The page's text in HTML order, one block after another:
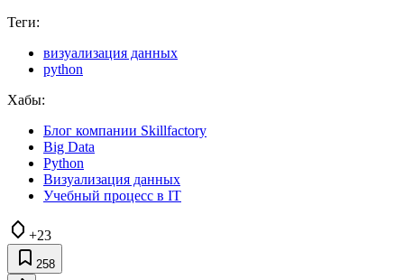
Теги:
визуализация данных
python
Хабы:
Блог компании Skillfactory
Big Data
Python
Визуализация данных
Учебный процесс в IT
+23
258